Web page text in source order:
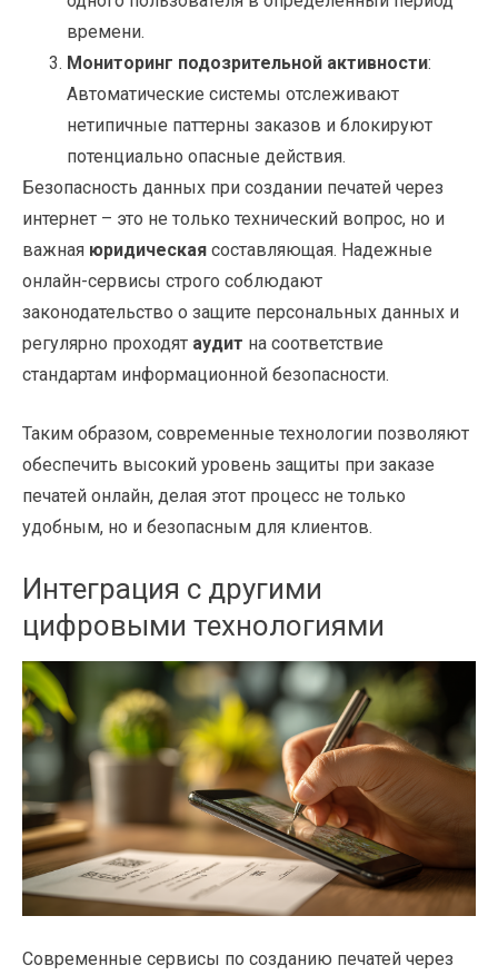
времени.
Мониторинг подозрительной активности:
Автоматические системы отслеживают
нетипичные паттерны заказов и блокируют
потенциально опасные действия.
Безопасность данных при создании печатей через
интернет – это не только технический вопрос, но и
важная юридическая составляющая. Надежные
онлайн-сервисы строго соблюдают
законодательство о защите персональных данных и
регулярно проходят аудит на соответствие
стандартам информационной безопасности.
Таким образом, современные технологии позволяют
обеспечить высокий уровень защиты при заказе
печатей онлайн, делая этот процесс не только
удобным, но и безопасным для клиентов.
Интеграция с другими
цифровыми технологиями
Современные сервисы по созданию печатей через